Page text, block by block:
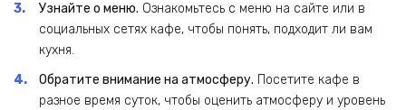
Узнайте о меню. Ознакомьтесь с меню на сайте или в
социальных сетях кафе, чтобы понять, подходит ли вам
кухня.
Обратите внимание на атмосферу. Посетите кафе в
разное время суток, чтобы оценить атмосферу и уровень